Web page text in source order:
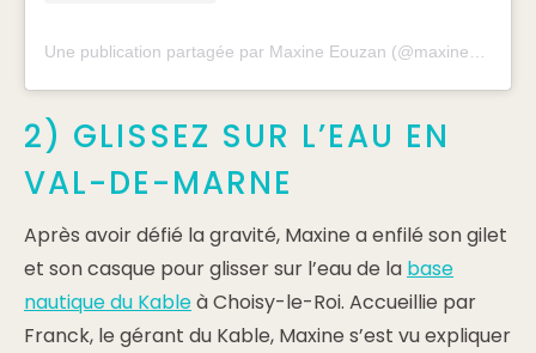
2) GLISSEZ SUR L’EAU EN
VAL-DE-MARNE
Après avoir défié la gravité, Maxine a enfilé son gilet
et son casque pour glisser sur l’eau de la base
nautique du Kableà Choisy-le-Roi. Accueillie par
Franck, le gérant du Kable, Maxine s’est vu expliquer